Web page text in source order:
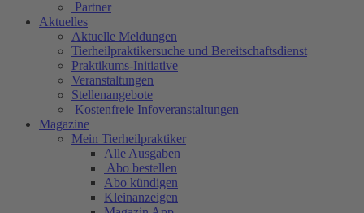
Partner
Aktuelles
Aktuelle Meldungen
Tierheilpraktikersuche und Bereitschaftsdienst
Praktikums-Initiative
Veranstaltungen
Stellenangebote
Kostenfreie Infoveranstaltungen
Magazine
Mein Tierheilpraktiker
Alle Ausgaben
Abo bestellen
Abo kündigen
Kleinanzeigen